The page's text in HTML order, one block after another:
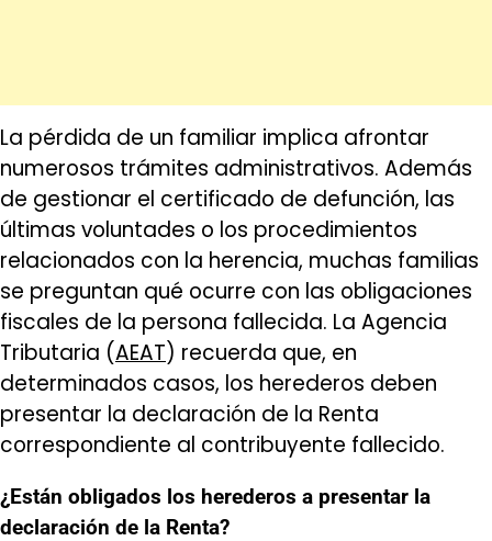
La pérdida de un familiar implica afrontar
numerosos trámites administrativos. Además
de gestionar el certificado de defunción, las
últimas voluntades o los procedimientos
relacionados con la herencia, muchas familias
se preguntan qué ocurre con las obligaciones
fiscales de la persona fallecida. La Agencia
Tributaria (AEAT) recuerda que, en
determinados casos, los herederos deben
presentar la declaración de la Renta
correspondiente al contribuyente fallecido.
¿Están obligados los herederos a presentar la
declaración de la Renta?